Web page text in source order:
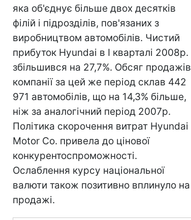
яка об'єднує більше двох десятків
філій і підрозділів, пов'язаних з
виробництвом автомобілів. Чистий
прибуток Hyundai в I кварталі 2008р.
збільшився на 27,7%. Обсяг продажів
компанії за цей же період склав 442
971 автомобілів, що на 14,3% більше,
ніж за аналогічний період 2007р.
Політика скорочення витрат Hyundai
Motor Co. привела до цінової
конкурентоспроможності.
Ослаблення курсу національної
валюти також позитивно вплинуло на
продажі.